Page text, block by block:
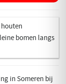
in Someren bij